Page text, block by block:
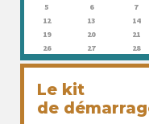
5
6 7
12
13 14
19
20 21
26
27 28
Le kit
de